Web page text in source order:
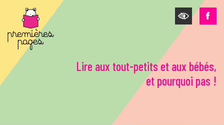
Aller au contenu principal
Lire aux tout-petits et aux bébés,
et pourquoi pas !